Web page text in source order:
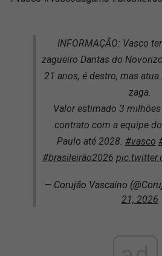
INFORMAÇÃO: Vasco
zagueiro Dantas do
21 anos, é destro, mas
zaga.
Valor estimado 3
contrato com a equipe
Paulo até 2028. #vasco
#brasileirão2026
— Corujão Vascaíno
21, 2026